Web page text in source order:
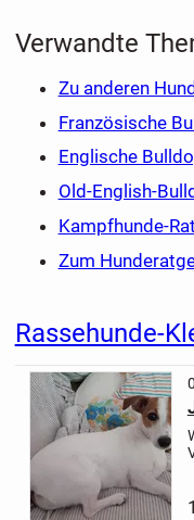
Verwandte
Zu anderen
Französische
Englische
Old-English-
Kampfhunde-
Zum
Rassehunde-